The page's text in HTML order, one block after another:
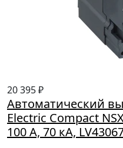
20 395 ₽
Автоматический
Electric Compact
100 А, 70 кА,